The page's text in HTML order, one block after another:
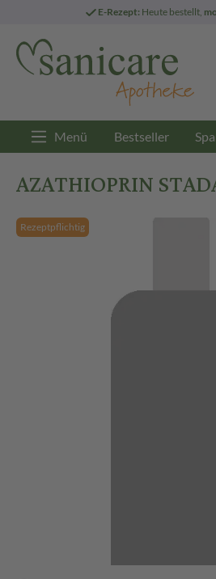
E-Rezept: Heute bestellt,
Menü Bestseller
AZATHIOPRIN
Rezeptpflichtig